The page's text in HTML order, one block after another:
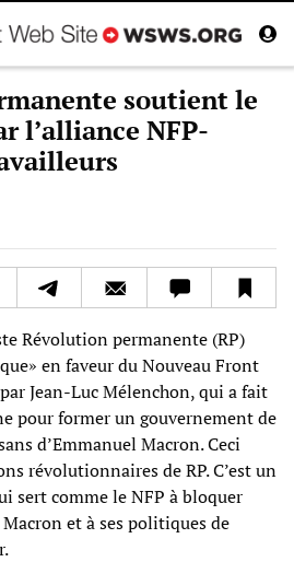
soutient le
l’alliance NFP-
Révolution permanente (RP)
en faveur du Nouveau Front
Jean-Luc Mélenchon, qui a fait
pour former un gouvernement de
d’Emmanuel Macron. Ceci
révolutionnaires de RP. C’est un
sert comme le NFP à bloquer
et à ses politiques de